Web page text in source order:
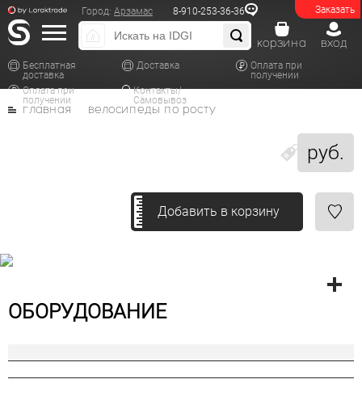
Заказать
Город: Арзамас 8-910-253-36-36
Бесплатная
доставка
Доставка
Оплата при
получении
Оплата при
получении
Контакты/
Самовывоз
вход
корзина
руб.
главная велосипеды по росту
Добавить в корзину
ОБОРУДОВАНИЕ